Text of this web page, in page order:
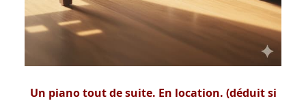
Un piano tout de suite. En location. (déduit si